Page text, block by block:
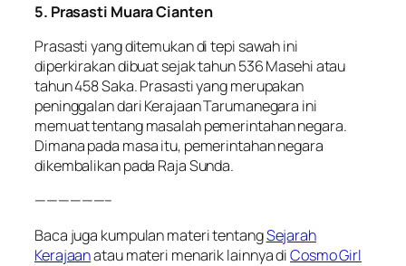
5. Prasasti Muara Cianten
Prasasti yang ditemukan di tepi sawah ini
diperkirakan dibuat sejak tahun 536 Masehi atau
tahun 458 Saka. Prasasti yang merupakan
peninggalan dari Kerajaan Tarumanegara ini
memuat tentang masalah pemerintahan negara.
Dimana pada masa itu, pemerintahan negara
dikembalikan pada Raja Sunda.
——————–
Baca juga kumpulan materi tentangSejarah
Kerajaanatau materi menarik lainnya diCosmo Girl